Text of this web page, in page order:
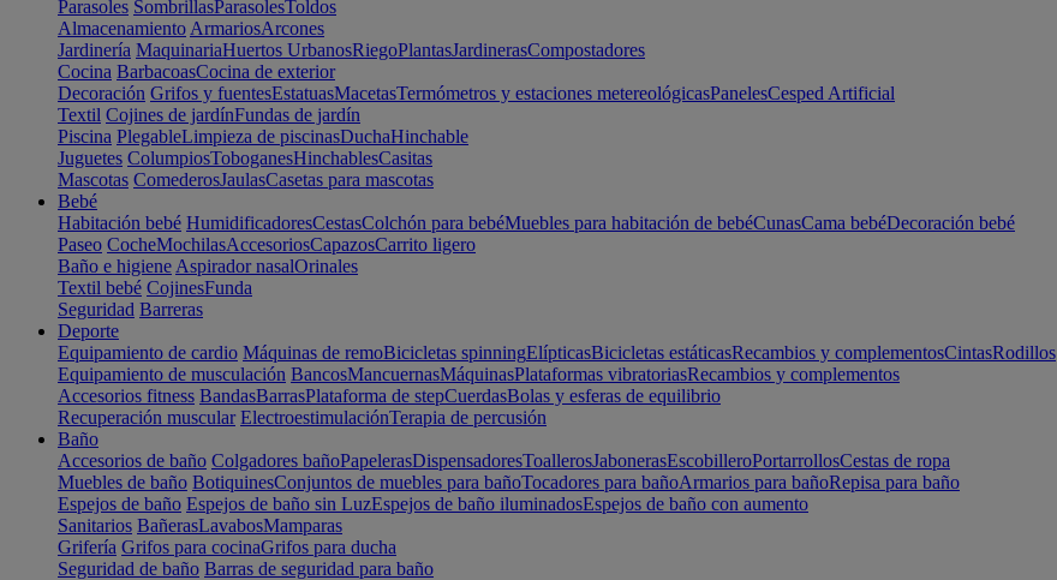
Parasoles SombrillasParasolesToldos
Almacenamiento ArmariosArcones
Jardinería MaquinariaHuertos UrbanosRiegoPlantasJardinerasCompostadores
Cocina BarbacoasCocina de exterior
Decoración Grifos y fuentesEstatuasMacetasTermómetros y estaciones metereológicasPanelesCesped Artificial
Textil Cojines de jardínFundas de jardín
Piscina PlegableLimpieza de piscinasDuchaHinchable
Juguetes ColumpiosToboganesHinchablesCasitas
Mascotas ComederosJaulasCasetas para mascotas
Bebé
Habitación bebé HumidificadoresCestasColchón para bebéMuebles para habitación de bebéCunasCama bebéDecoración bebé
Paseo CocheMochilasAccesoriosCapazosCarrito ligero
Baño e higiene Aspirador nasalOrinales
Textil bebé CojinesFunda
Seguridad Barreras
Deporte
Equipamiento de cardio Máquinas de remoBicicletas spinningElípticasBicicletas estáticasRecambios y complementosCintasRodillos
Equipamiento de musculación BancosMancuernasMáquinasPlataformas vibratoriasRecambios y complementos
Accesorios fitness BandasBarrasPlataforma de stepCuerdasBolas y esferas de equilibrio
Recuperación muscular ElectroestimulaciónTerapia de percusión
Baño
Accesorios de baño Colgadores bañoPapelerasDispensadoresToallerosJabonerasEscobilleroPortarrollosCestas de ropa
Muebles de baño BotiquinesConjuntos de muebles para bañoTocadores para bañoArmarios para bañoRepisa para baño
Espejos de baño Espejos de baño sin LuzEspejos de baño iluminadosEspejos de baño con aumento
Sanitarios BañerasLavabosMamparas
Grifería Grifos para cocinaGrifos para ducha
Seguridad de baño Barras de seguridad para baño